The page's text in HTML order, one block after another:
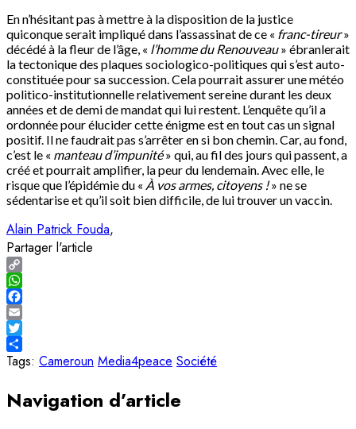
En n’hésitant pas à mettre à la disposition de la justice
quiconque serait impliqué dans l’assassinat de ce « franc-tireur»
décédé à la fleur de l’âge, « l’homme du Renouveau» ébranlerait
la tectonique des plaques sociologico-politiques qui s’est auto-
constituée pour sa succession. Cela pourrait assurer une météo
politico-institutionnelle relativement sereine durant les deux
années et de demi de mandat qui lui restent. L’enquête qu’il a
ordonnée pour élucider cette énigme est en tout cas un signal
positif. Il ne faudrait pas s’arrêter en si bon chemin. Car, au fond,
c’est le « manteau d’impunité» qui, au fil des jours qui passent, a
créé et pourrait amplifier, la peur du lendemain. Avec elle, le
risque que l’épidémie du « À vos armes, citoyens !» ne se
sédentarise et qu’il soit bien difficile, de lui trouver un vaccin.
Alain Patrick Fouda
Partager l'article
Copy
Link
WhatsApp
Facebook
Email
Twitter
Share
Tags: Cameroun Media4peace Société
Navigation d’article